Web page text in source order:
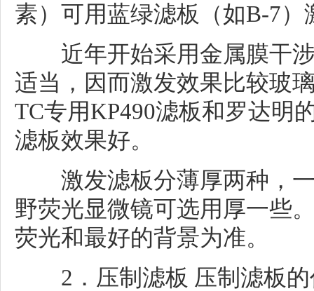
素）可用蓝绿滤板（如B-7）
近年开始采用金属膜干涉
适当，因而激发效果比较玻
TC专用KP490滤板和罗达明
滤板效果好。
激发滤板分薄厚两种，一
野荧光显微镜可选用厚一些
荧光和最好的背景为准。
2．压制滤板 压制滤板的